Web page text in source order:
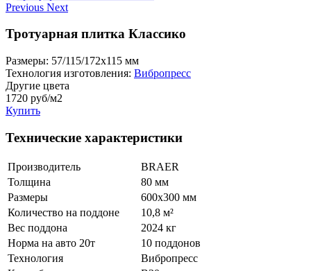
Previous Next
Тротуарная плитка Классико
Размеры: 57/115/172х115 мм
Технология изготовления: Вибропресс
Другие цвета
1720 руб/м2
Купить
Технические характеристики
Производитель
BRAER
Толщина
80 мм
Размеры
600x300 мм
Количество на поддоне
10,8 м²
Вес поддона
2024 кг
Норма на авто 20т
10 поддонов
Технология
Вибропресс